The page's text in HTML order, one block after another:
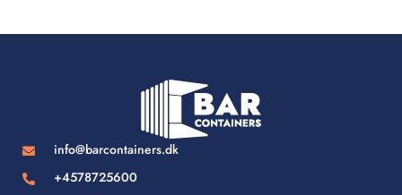
info@barcontainers.dk
+4578725600